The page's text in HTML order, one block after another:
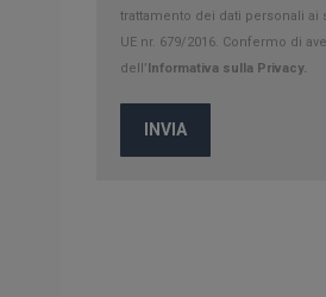
trattamento dei dati personali ai
UE nr. 679/2016. Confermo di
dell’ Informativa sulla Privacy.
INVIA